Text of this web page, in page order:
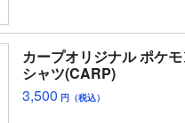
カープオリジナル ポケ
シャツ(CARP)
3,500 円（税込）